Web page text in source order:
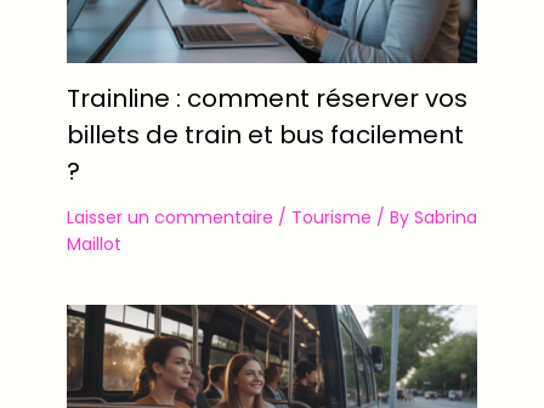
Trainline : comment réserver vos
billets de train et bus facilement
?
Laisser un commentaire / Tourisme / By Sabrina
Maillot